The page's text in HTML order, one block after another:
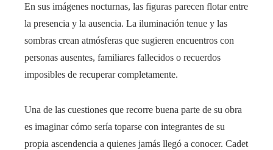
En sus imágenes nocturnas, las figuras parecen flotar entre
la presencia y la ausencia. La iluminación tenue y las
sombras crean atmósferas que sugieren encuentros con
personas ausentes, familiares fallecidos o recuerdos
imposibles de recuperar completamente.
Una de las cuestiones que recorre buena parte de su obra
es imaginar cómo sería toparse con integrantes de su
propia ascendencia a quienes jamás llegó a conocer. Cadet